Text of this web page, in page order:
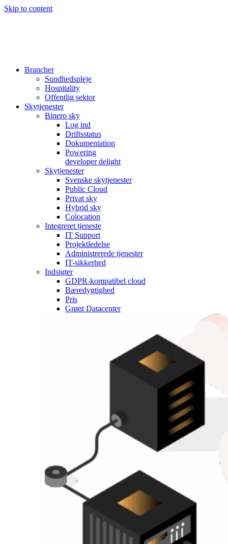
Skip to content
Brancher
Sundhedspleje
Hospitality
Offentlig sektor
Skytjenester
Binero sky
Log ind
Driftsstatus
Dokumentation
Powering
developer delight
Skytjenester
Svenske skytjenester
Public Cloud
Privat sky
Hybrid sky
Colocation
Integreret tjeneste
IT Support
Projektledelse
Administrerede tjenester
IT-sikkerhed
Indsigter
GDPR-kompatibel cloud
Bæredygtighed
Pris
Grønt Datacenter